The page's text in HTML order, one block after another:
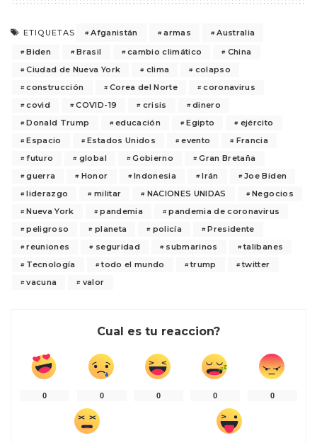
ETIQUETAS Afganistán armas
Australia
Biden
Brasil cambio climático
China
Ciudad de Nueva York
clima
colapso
construcción
Corea del Norte
coronavirus
covid
COVID-19 crisis
dinero
Donald Trump
educación Egipto
ejército
Espacio
Estados Unidos evento
Francia
futuro
global Gobierno
Gran Bretaña
guerra
Honor Indonesia Irán
Joe Biden
liderazgo
militar NACIONES UNIDAS
Negocios
Nueva York
pandemia
pandemia de coronavirus
peligroso
planeta policía
Presidente
reuniones
seguridad submarinos
talibanes
Tecnología
todo el mundo trump
twitter
vacuna
valor
Cual es tu reaccion?
0 0 0 0 0